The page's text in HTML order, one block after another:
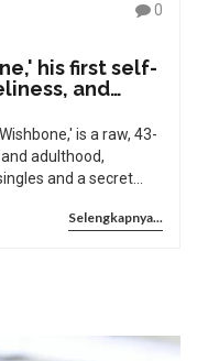
0
his first self-
and
is a raw, 43-
adulthood,
and a secret
Selengkapnya...